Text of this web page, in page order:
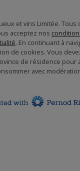
et vins Limitée. Tous
acceptez nos
. En continuant à
de cookies. Vous
de résidence pour
avec